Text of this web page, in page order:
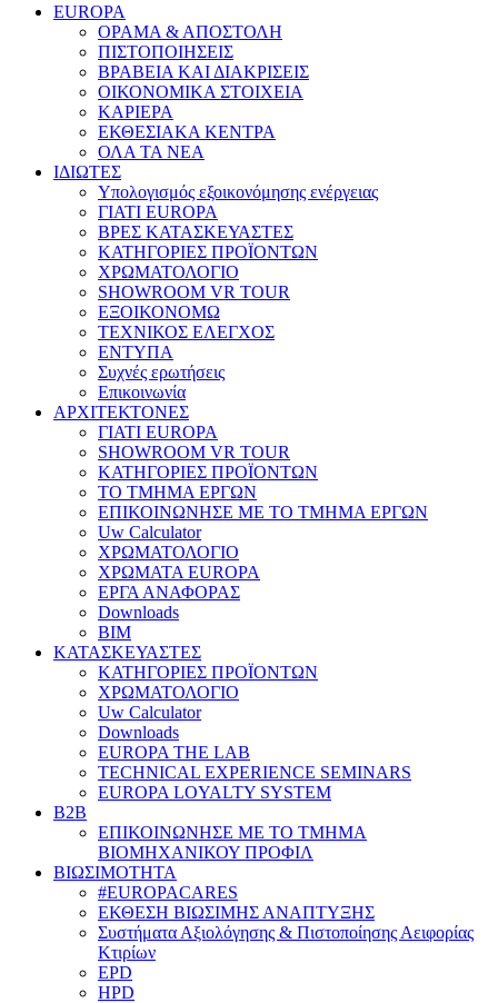
EUROPA
ΟΡΑΜΑ & ΑΠΟΣΤΟΛΗ
ΠΙΣΤΟΠΟΙΗΣΕΙΣ
ΒΡΑΒΕΙΑ ΚΑΙ ΔΙΑΚΡΙΣΕΙΣ
ΟΙΚΟΝΟΜΙΚΑ ΣΤΟΙΧΕΙΑ
ΚΑΡΙΕΡΑ
ΕΚΘΕΣΙΑΚΑ ΚΕΝΤΡΑ
ΟΛΑ ΤΑ ΝΕΑ
ΙΔΙΩΤΕΣ
Υπολογισμός εξοικονόμησης ενέργειας
ΓΙΑΤΙ EUROPA
ΒΡΕΣ ΚΑΤΑΣΚΕΥΑΣΤΕΣ
ΚΑΤΗΓΟΡΙΕΣ ΠΡΟΪΟΝΤΩΝ
ΧΡΩΜΑΤΟΛΟΓΙΟ
SHOWROOM VR TOUR
ΕΞΟΙΚΟΝΟΜΩ
ΤΕΧΝΙΚΟΣ ΕΛΕΓΧΟΣ
ΕΝΤΥΠΑ
Συχνές ερωτήσεις
Επικοινωνία
ΑΡΧΙΤΕΚΤΟΝΕΣ
ΓΙΑΤΙ EUROPA
SHOWROOM VR TOUR
ΚΑΤΗΓΟΡΙΕΣ ΠΡΟΪΟΝΤΩΝ
ΤΟ ΤΜΗΜΑ ΕΡΓΩΝ
​ΕΠΙΚΟΙΝΩΝΗΣΕ ΜΕ ΤΟ ΤΜΗΜΑ ΕΡΓΩΝ
Uw Calculator
ΧΡΩΜΑΤΟΛΟΓΙΟ
ΧΡΩΜΑΤΑ EUROPA
ΕΡΓΑ ΑΝΑΦΟΡΑΣ
Downloads
BIM
ΚΑΤΑΣΚΕΥΑΣΤΕΣ
ΚΑΤΗΓΟΡΙΕΣ ΠΡΟΪΟΝΤΩΝ
ΧΡΩΜΑΤΟΛΟΓΙΟ
Uw Calculator
Downloads
EUROPA THE LAB
TECHNICAL EXPERIENCE SEMINARS
EUROPA LOYALTY SYSTEM
B2B
​ΕΠΙΚΟΙΝΩΝΗΣΕ ΜΕ ΤΟ ΤΜΗΜΑ
ΒΙΟΜΗΧΑΝΙΚΟΥ ​ΠΡΟΦΙΛ
ΒΙΩΣΙΜΟΤΗΤΑ
#EUROPACARES
ΕΚΘΕΣΗ ΒΙΩΣΙΜΗΣ ΑΝΑΠΤΥΞΗΣ
Συστήματα Αξιολόγησης & Πιστοποίησης Αειφορίας
Κτιρίων
EPD
HPD